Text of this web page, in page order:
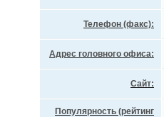
Телефон (факс):
Адрес головного офиса:
Сайт:
Популярность (рейтинг